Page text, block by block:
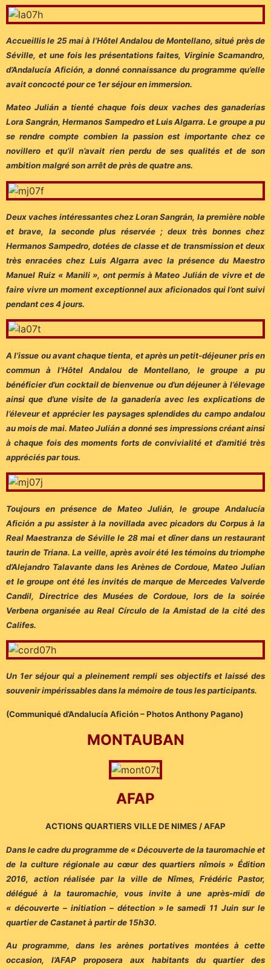
Accueillis le 25 mai à l’Hôtel Andalou de Montellano, situé près de
Séville, et une fois les présentations faites, Virginie Scamandro,
d’Andalucía Afición, a donné connaissance du programme qu’elle
avait concocté pour ce 1er séjour en immersion.
Mateo Julián a tienté chaque fois deux vaches des ganaderías
Lora Sangrán, Hermanos Sampedro et Luis Algarra. Le groupe a pu
se rendre compte combien la passion est importante chez ce
novillero et qu’il n’avait rien perdu de ses qualités et de son
ambition malgré son arrêt de près de quatre ans.
Deux vaches intéressantes chez Loran Sangrán, la première noble
et brave, la seconde plus réservée ; deux très bonnes chez
Hermanos Sampedro, dotées de classe et de transmission et deux
très enracées chez Luis Algarra avec la présence du Maestro
Manuel Ruiz « Manili », ont permis à Mateo Julián de vivre et de
faire vivre un moment exceptionnel aux aficionados qui l’ont suivi
pendant ces 4 jours.
A l’issue ou avant chaque tienta, et après un petit-déjeuner pris en
commun à l’Hôtel Andalou de Montellano, le groupe a pu
bénéficier d’un cocktail de bienvenue ou d’un déjeuner à l’élevage
ainsi que d’une visite de la ganadería avec les explications de
l’éleveur et apprécier les paysages splendides du campo andalou
au mois de mai. Mateo Julián a donné ses impressions créant ainsi
à chaque fois des moments forts de convivialité et d’amitié très
appréciés par tous.
Toujours en présence de Mateo Julián, le groupe Andalucía
Afición a pu assister à la novillada avec picadors du Corpus à la
Real Maestranza de Séville le 28 mai et dîner dans un restaurant
taurin de Triana. La veille, après avoir été les témoins du triomphe
d’Alejandro Talavante dans les Arènes de Cordoue, Mateo Julian
et le groupe ont été les invités de marque de Mercedes Valverde
Candil, Directrice des Musées de Cordoue, lors de la soirée
Verbena organisée au Real Círculo de la Amistad de la cité des
Califes.
Un 1er séjour qui a pleinement rempli ses objectifs et laissé des
souvenir impérissables dans la mémoire de tous les participants.
(Communiqué d’Andalucía Afición – Photos Anthony Pagano)
MONTAUBAN
AFAP
ACTIONS QUARTIERS VILLE DE NIMES / AFAP
Dans le cadre du programme de « Découverte de la tauromachie et
de la culture régionale au cœur des quartiers nîmois » Édition
2016, action réalisée par la ville de Nîmes, Frédéric Pastor,
délégué à la tauromachie, vous invite à une après-midi de
« découverte – initiation – détection » le samedi 11 Juin sur le
quartier de Castanet à partir de 15h30.
Au programme, dans les arènes portatives montées à cette
occasion, l’AFAP proposera aux habitants du quartier des